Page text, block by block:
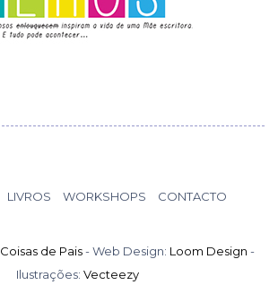
LIVROS WORKSHOPS CONTACTO
Coisas de Pais- Web Design: Loom Design -
Ilustrações: Vecteezy